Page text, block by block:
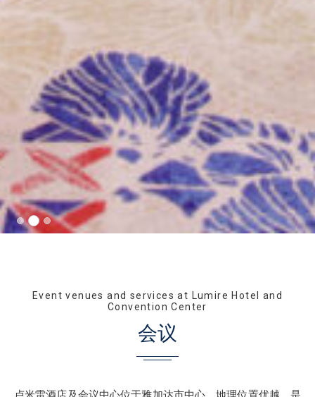
会议
Event venues and services at Lumire Hotel and
Convention Center